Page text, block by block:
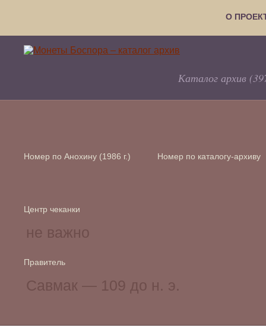
О
Каталог архив
Номер по Анохину (1986 г.) Номер по каталогу-архиву
Центр чеканки
Правитель